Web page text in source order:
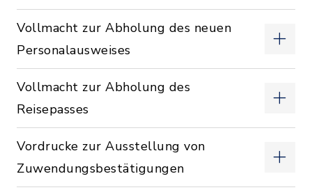
Vollmacht zur Abholung des neuen
Personalausweises
Vollmacht zur Abholung des
Reisepasses
Vordrucke zur Ausstellung von
Zuwendungsbestätigungen